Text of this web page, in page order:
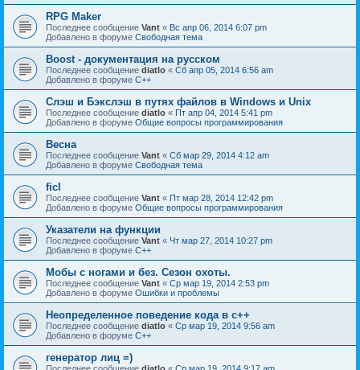
RPG Maker
Последнее сообщение Vant « Вс апр 06, 2014 6:07 pm
Добавлено в форуме Свободная тема
Boost - документация на русском
Последнее сообщение diatlo « Сб апр 05, 2014 6:56 am
Добавлено в форуме C++
Слэш и Бэкслэш в путях файлов в Windows и Unix
Последнее сообщение diatlo « Пт апр 04, 2014 5:41 pm
Добавлено в форуме Общие вопросы программирования
Весна
Последнее сообщение Vant « Сб мар 29, 2014 4:12 am
Добавлено в форуме Свободная тема
ficl
Последнее сообщение Vant « Пт мар 28, 2014 12:42 pm
Добавлено в форуме Общие вопросы программирования
Указатели на функции
Последнее сообщение Vant « Чт мар 27, 2014 10:27 pm
Добавлено в форуме C++
Мобы с ногами и без. Сезон охоты.
Последнее сообщение Vant « Ср мар 19, 2014 2:53 pm
Добавлено в форуме Ошибки и проблемы
Неопределенное поведение кода в c++
Последнее сообщение diatlo « Ср мар 19, 2014 9:56 am
Добавлено в форуме C++
генератор лиц =)
Последнее сообщение diatlo « Ср мар 19, 2014 9:17 am